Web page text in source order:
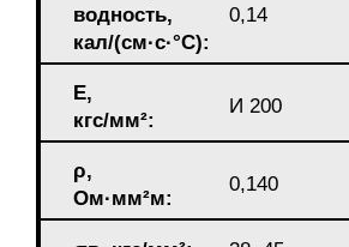
водность,
кал/(см·c·°С):
0,14
E,
кгс/мм²:
И 200
ρ,
Ом·мм²м:
0,140